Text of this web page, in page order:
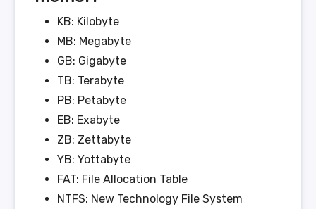
KB: Kilobyte
MB: Megabyte
GB: Gigabyte
TB: Terabyte
PB: Petabyte
EB: Exabyte
ZB: Zettabyte
YB: Yottabyte
FAT: File Allocation Table
NTFS: New Technology File System